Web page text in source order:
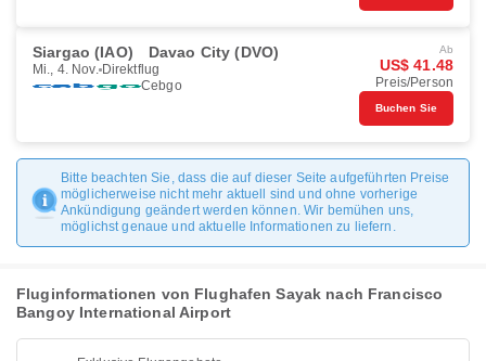
Siargao (IAO) Davao City (DVO)
Mi., 4. Nov. Direktflug
Cebgo
Ab
US$ 41.48
Preis/Person
Buchen Sie
Bitte beachten Sie, dass die auf dieser Seite aufgeführten Preise
möglicherweise nicht mehr aktuell sind und ohne vorherige
Ankündigung geändert werden können. Wir bemühen uns,
möglichst genaue und aktuelle Informationen zu liefern.
Fluginformationen von Flughafen Sayak nach Francisco
Bangoy International Airport